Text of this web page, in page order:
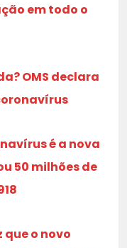
em todo o
OMS declara
é a nova
50 milhões de
que o novo